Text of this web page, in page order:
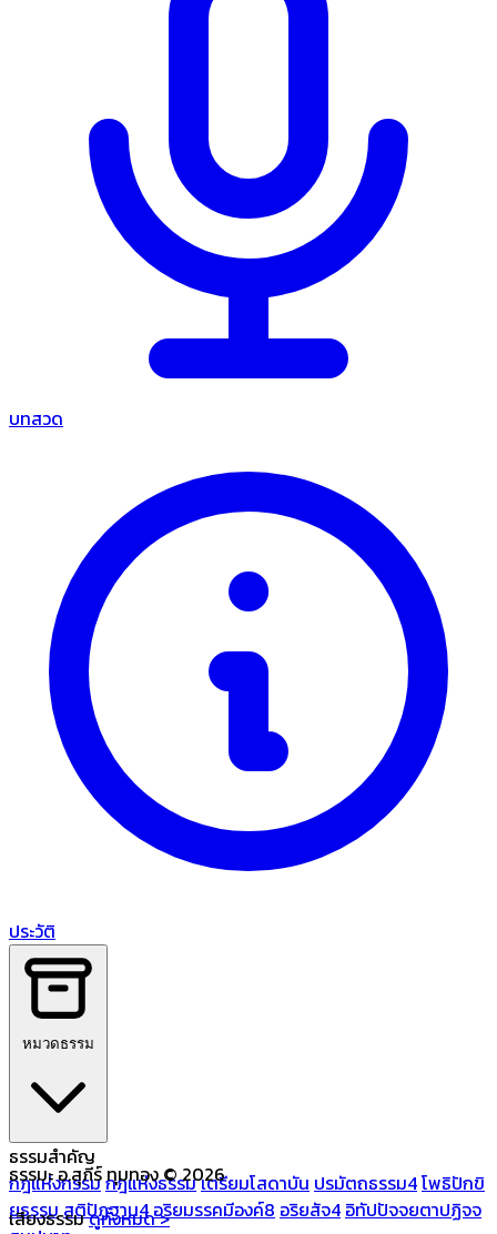
บทสวด
ประวัติ
หมวดธรรม
ธรรมสำคัญ
กฎแห่งกรรมกฎแห่งธรรมเตรียมโสดาบัน ปรมัตถธรรม4โพธิปักขิ
ยธรรมสติปัฏฐาน4อริยมรรคมีองค์8 อริยสัจ4 อิทัปปัจจยตาปฏิจจ
ธรรมะ อ.สุภีร์ ทุมทอง © 2026
เสียงธรรมดูทั้งหมด >